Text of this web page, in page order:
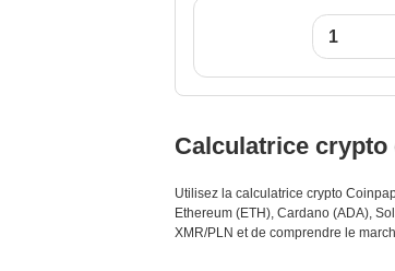
Calculatrice crypto
Utilisez la calculatrice crypto
Ethereum (ETH), Cardano (ADA),
XMR/PLN et de comprendre le